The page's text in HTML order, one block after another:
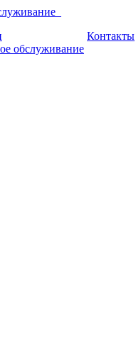
обслуживание
Контакты